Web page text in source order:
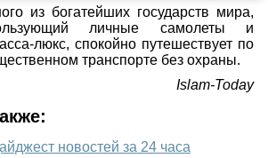
из богатейших государств мира,
личные самолеты и
люкс, спокойно путешествует по
транспорте без охраны.
Islam-Today
новостей за 24 часа